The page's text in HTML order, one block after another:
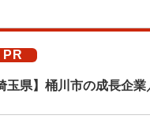
PR
玉県】桶川市の成長企